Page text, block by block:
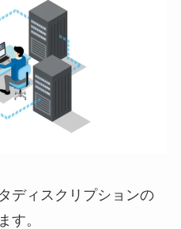
ディスクリプションの
す。